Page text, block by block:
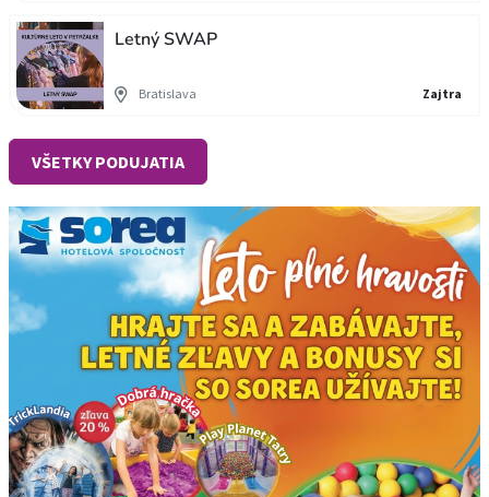
Letný SWAP
Bratislava Zajtra
VŠETKY PODUJATIA